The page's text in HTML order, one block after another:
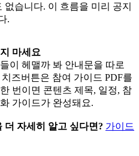
습니다. 이 흐름을 미리 공지
.
마세요
이 헤맬까 봐 안내문을 따로
즈버튼은 참여 가이드 PDF를
번이면 콘텐츠 제목, 일정, 참
가이드가 완성돼요.
자세히 알고 싶다면? 가이드